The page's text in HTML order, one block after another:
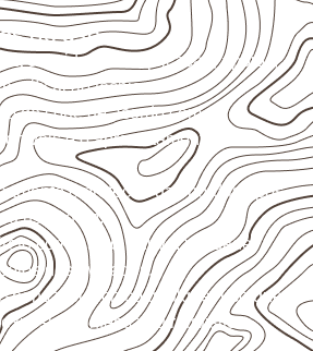
de uso
considerando aplicação, apoios,
técnica.
de corte de acordo com as
e o aproveitamento
e proteção das bordas após
usinagem.
com o solo, chuva, umidade
desnivelados.
técnico qualquer uso que
intensa ou requisitos